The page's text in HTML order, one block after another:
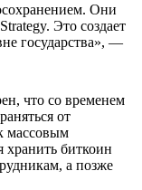
Они
Это создает
государства», —
что со временем
от
массовым
хранить биткоин
а позже